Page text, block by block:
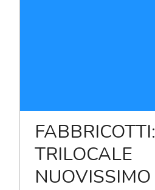
FABBRICOTTI:
TRILOCALE
NUOVISSIMO